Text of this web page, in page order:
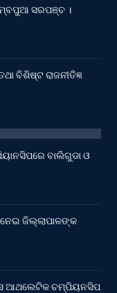
ସରପଞ୍ଚ ।
ବିଶିଷ୍ଟ ରାଜନୀତିଜ୍ଞ
ବାଲିଗୁଡା ଓ
ଜିଲ୍ଲାପାଳଙ୍କ
ଆଥଲେଟିକ ଚମ୍ପିୟନସିପ